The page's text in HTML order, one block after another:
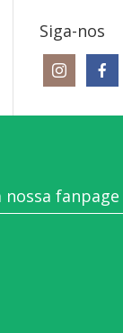
Siga-nos
nossa fanpage